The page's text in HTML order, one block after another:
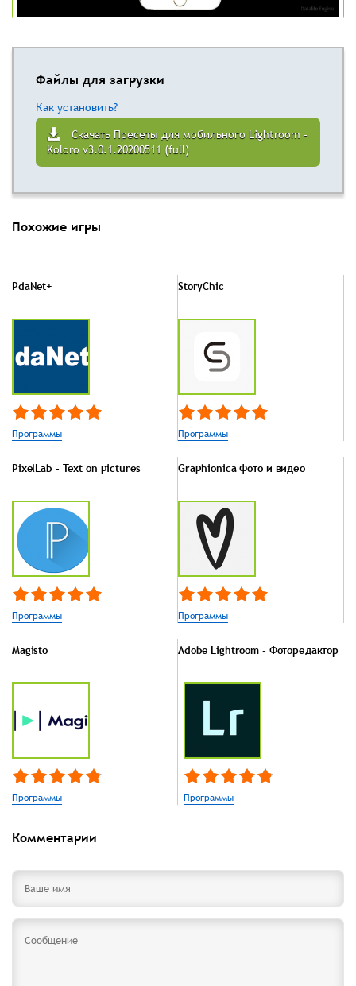
Файлы для загрузки
Как установить?
Скачать Пресеты для мобильного Lightroom -
Koloro v3.0.1.20200511 (full)
Похожие игры
PdaNet+
Программы
StoryChic
Программы
PixelLab - Text on pictures
Программы
Graphionica фото и видео
Программы
Magisto
Программы
Adobe Lightroom - Фоторедактор
Программы
Комментарии